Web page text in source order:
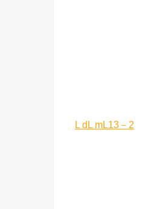
L dL mL13－2